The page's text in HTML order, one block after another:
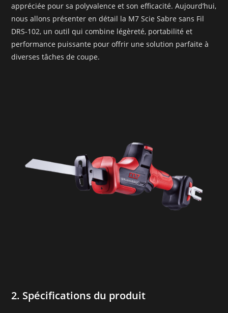
appréciée pour sa polyvalence et son efficacité. Aujourd’hui,
nous allons présenter en détail la M7 Scie Sabre sans Fil
DRS-102, un outil qui combine légèreté, portabilité et
performance puissante pour offrir une solution parfaite à
diverses tâches de coupe.
2. Spécifications du produit